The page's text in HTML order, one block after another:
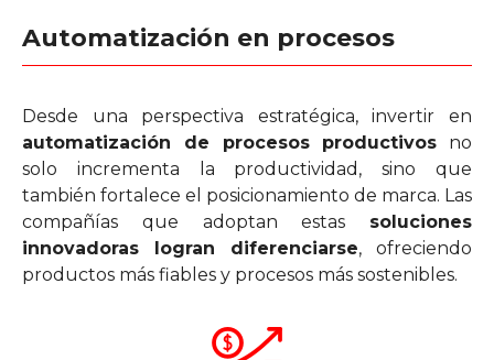
Automatización en procesos
Desde una perspectiva estratégica, invertir en
automatización de procesos productivos no
solo incrementa la productividad, sino que
también fortalece el posicionamiento de marca. Las
compañías que adoptan estas soluciones
innovadoras logran diferenciarse, ofreciendo
productos más fiables y procesos más sostenibles.